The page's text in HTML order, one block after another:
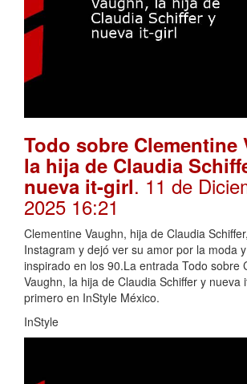
Todo sobre Clementine
la hija de Claudia
nueva it-girl. 11 de
2025 16:21
Clementine Vaughn, hija de Claudia
Instagram y dejó ver su amor por la moda
inspirado en los 90.La entrada Todo sobre
Vaughn, la hija de Claudia Schiffer y nueva
primero en InStyle México.
InStyle